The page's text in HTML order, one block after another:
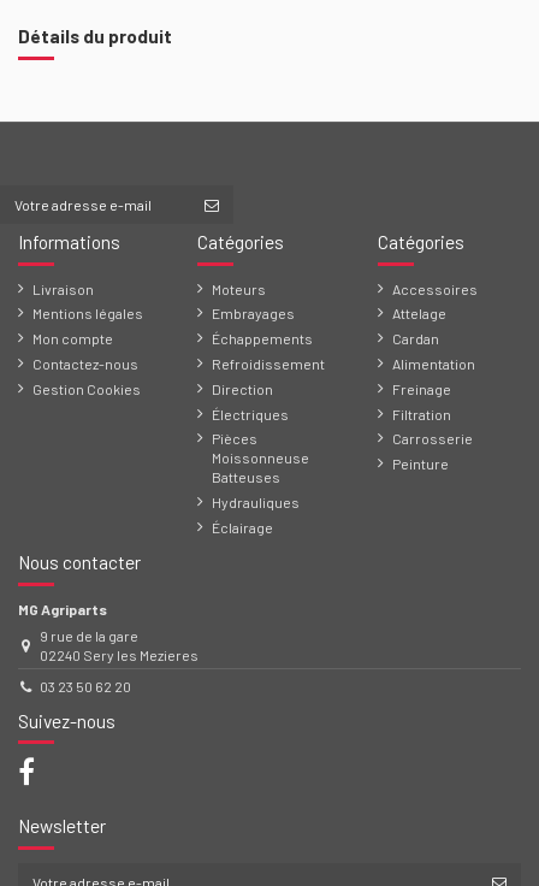
Détails du produit
Informations
Livraison
Mentions légales
Mon compte
Contactez-nous
Gestion Cookies
Catégories
Moteurs
Embrayages
Échappements
Refroidissement
Direction
Électriques
Pièces
Moissonneuse
Batteuses
Hydrauliques
Éclairage
Catégories
Accessoires
Attelage
Cardan
Alimentation
Freinage
Filtration
Carrosserie
Peinture
Nous contacter
MG Agriparts
9 rue de la gare
02240 Sery les Mezieres
03 23 50 62 20
Suivez-nous
Newsletter